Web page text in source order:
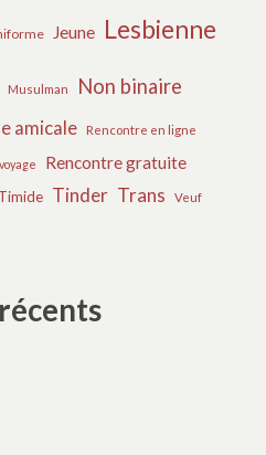
Jeune Lesbienne
Musulman Non binaire
amicale Rencontre en ligne
Rencontre gratuite
Timide Tinder Trans Veuf